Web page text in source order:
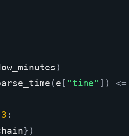
)
(e [ "time" ])
<=
3 :
})